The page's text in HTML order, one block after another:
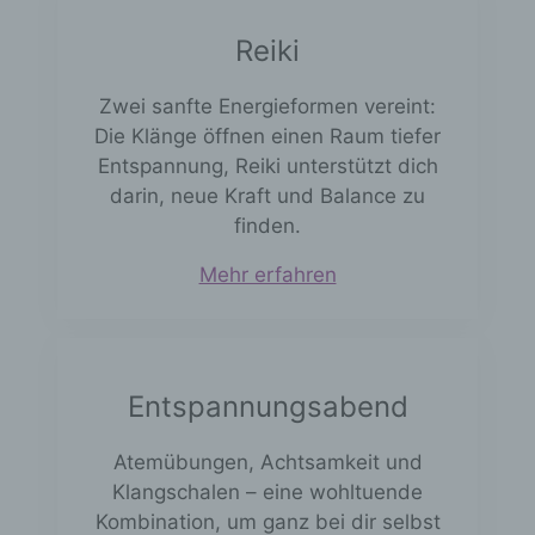
Reiki
Zwei sanfte Energieformen vereint:
Die Klänge öffnen einen Raum tiefer
Entspannung, Reiki unterstützt dich
darin, neue Kraft und Balance zu
finden.
Mehr erfahren
Entspannungsabend
Atemübungen, Achtsamkeit und
Klangschalen – eine wohltuende
Kombination, um ganz bei dir selbst
Pseudonymisierung ist die Verarbeitung
personenbezogener Daten in einer Weise,
auf welche die personenbezogenen Daten
ohne Hinzuziehung zusätzlicher
Informationen nicht mehr einer spezifischen
betroffenen Person zugeordnet werden
Informationen gesondert aufbewahrt
identifizierten oder identifizierbaren
natürlichen Person zugewiesen werden.
g) Verantwortlicher oder für die
Verarbeitung Verantwortlicher